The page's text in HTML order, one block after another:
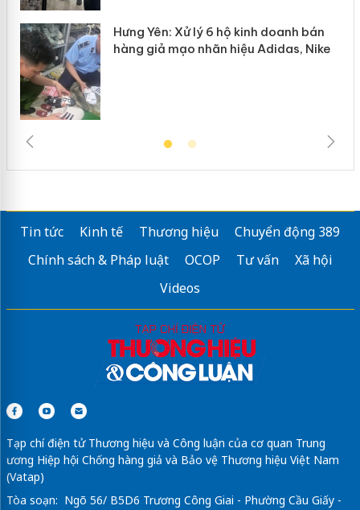
Hưng Yên: Xử lý 6 hộ kinh doanh bán
hàng giả mạo nhãn hiệu Adidas, Nike
Tin tức Kinh tế Thương hiệu
Chuyển động 389
Chính sách & Pháp luật
OCOP Tư vấn
Xã hội
Videos
Tạp chí điện tử Thương hiệu và Công luận của cơ quan Trung
ương Hiệp hội Chống hàng giả và Bảo vệ Thương hiệu Việt Nam
(Vatap)
Tòa soạn: Ngõ 56/ B5D6 Trương Công Giai - Phường Cầu Giấy -